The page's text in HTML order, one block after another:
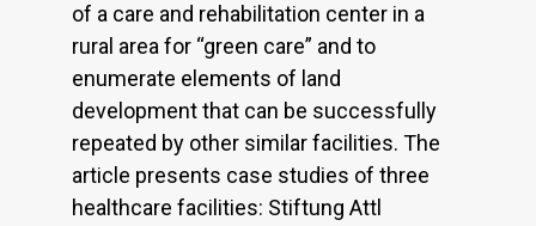
of a care and rehabilitation center in a
rural area for “green care” and to
enumerate elements of land
development that can be successfully
repeated by other similar facilities. The
article presents case studies of three
healthcare facilities: Stiftung Attl